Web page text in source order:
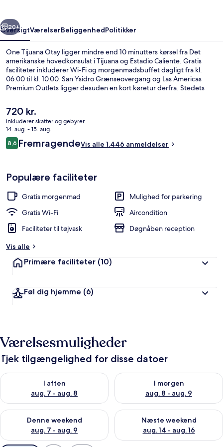
Næste
20+
OversigtVærelserBeliggenhedPolitikker
One Tijuana Otay ligger mindre end 10 minutters kørsel fra Det
amerikanske hovedkonsulat i Tijuana og Estadio Caliente. Gratis
faciliteter inkluderer Wi-Fi og morgenmadsbuffet dagligt fra kl.
06.00 til kl. 10.00. San Ysidro Grænseovergang og Las Americas
Premium Outlets ligger desuden en kort køretur derfra. Stedets
bedømmelser fra rejsende.
Den
nuværende
pris
er
720 kr.
720 kr.
inkluderer skatter og gebyrer
14. aug. - 15. aug.
Anmeldelser
8,68,6 ud af 10.
FremragendeVis alle 1.446 anmeldelser
Populære faciliteter
Gratis morgenmad
Mulighed for parkering
Gratis Wi-Fi
Aircondition
Faciliteter til tøjvask
Døgnåben reception
Vis alle
Primære faciliteter (10)
Føl dig hjemme (6)
Værelsesmuligheder
Tjek tilgængelighed for disse datoer
I aften
aug. 7 - aug. 8
Tjek tilgængelighed for i aften aug. 7 - aug. 8
I morgen
aug. 8 - aug. 9
Tjek tilgængelighed for i
Denne weekend
aug. 7 - aug. 9
Tjek tilgængelighed for denne weekend aug. 7 - aug. 9
Næste weekend
aug. 14 - aug. 16
Tjek tilgængelighed for næste